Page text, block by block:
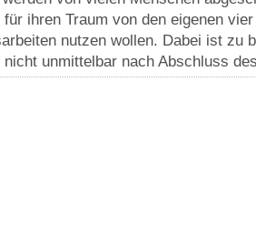
für ihren Traum von den eigenen
nutzen wollen. Dabei ist zu
nicht unmittelbar nach Abschluss